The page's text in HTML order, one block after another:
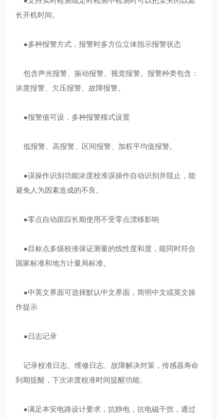
长开机时间。
●多种报警方式，报警时多方位立体指示报警状态
包含声光报警、振动报警、视觉报警。报警种类包含：
浓度报警、欠压报警、故障报警。
●报警值可设，多种报警模式设置
低报警、高报警、区间报警、加权平均值报警。
●误操作识别功能浓度校准误操作自动识别并阻止，能
避免人为因素造成的不良。
●零点自动跟踪长期使用不受零点漂移影响
●目标点多级校准保证测量的线性度和度，能同时符合
国家标准和地方计量局标准。
●中英文界面可选择默认中文界面，简明中文或英文操
作提示
●日志记录
记录校准日志、维修日志、故障解决对策，传感器寿命
到期提醒，下次浓度校准时间提醒功能。
●满足本安电路设计要求，抗静电，抗电磁干扰，通过